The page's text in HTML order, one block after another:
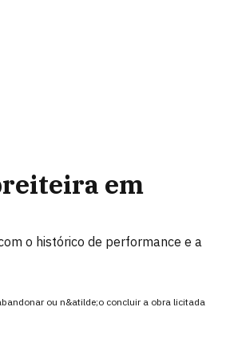
em
o histórico de performance e a
ou n&atilde;o concluir a obra licitada